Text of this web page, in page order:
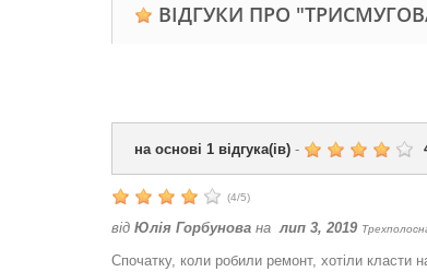
ВІДГУКИ ПРО
на основі 1 відгука(ів) -
(4/5)
від Юлія Горбунова на лип 3, 2019
Спочатку, коли робили ремонт, хотіли